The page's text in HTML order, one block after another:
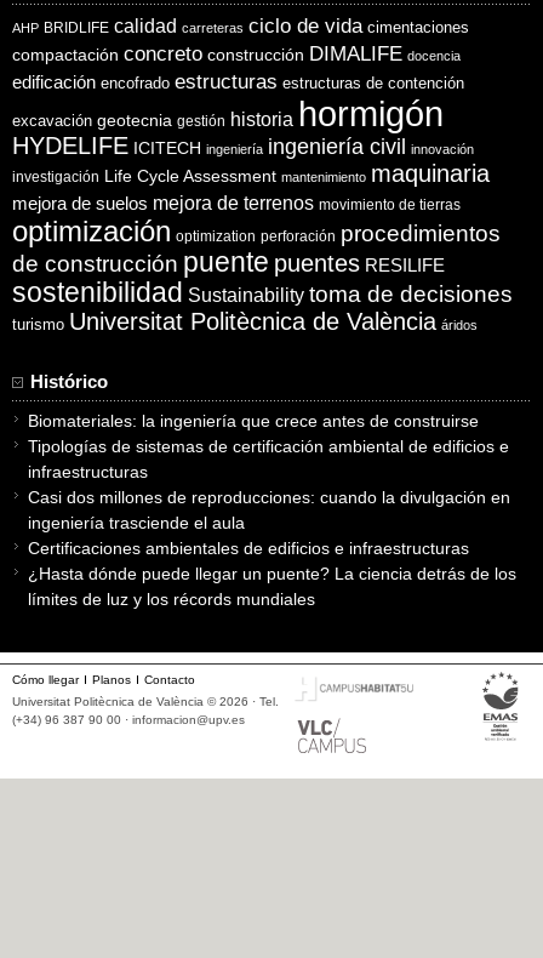
AHP BRIDLIFE calidad carreteras ciclo de vida cimentaciones
compactación concreto construcción DIMALIFE docencia
edificación encofrado estructuras estructuras de contención
excavación geotecnia gestión historia hormigón
HYDELIFE ICITECH ingeniería ingeniería civil innovación
investigación Life Cycle Assessment mantenimiento maquinaria
mejora de suelos mejora de terrenos movimiento de tierras
optimización optimization perforación procedimientos
de construcción puente puentes RESILIFE
sostenibilidad Sustainability toma de decisiones
turismo Universitat Politècnica de València áridos
Histórico
Biomateriales: la ingeniería que crece antes de construirse
Tipologías de sistemas de certificación ambiental de edificios e
infraestructuras
Casi dos millones de reproducciones: cuando la divulgación en
ingeniería trasciende el aula
Certificaciones ambientales de edificios e infraestructuras
¿Hasta dónde puede llegar un puente? La ciencia detrás de los
límites de luz y los récords mundiales
Cómo llegar Planos
Contacto
Universitat Politècnica de València © 2026 · Tel.
(+34) 96 387 90 00 · informacion@upv.es